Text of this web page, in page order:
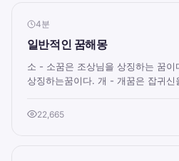
4분
일반적인 꿈해몽
소 - 소꿈은 조상님을 상징하는 꿈
상징하는꿈이다. 개 - 개꿈은 잡귀
22,665